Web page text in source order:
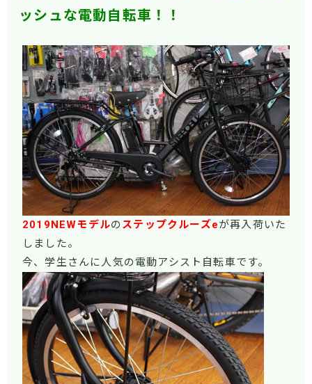
ッシュな電動自転車！！
2019NEWモデルの ステップクルーズeが再入荷いた
しました。
今、学生さんに人気の電動アシスト自転車です。